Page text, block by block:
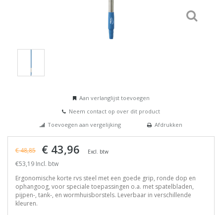
Aan verlanglijst toevoegen
Neem contact op over dit product
Toevoegen aan vergelijking
Afdrukken
€ 48,85 € 43,96 Excl. btw
€53,19 Incl. btw
Ergonomische korte rvs steel met een goede grip, ronde dop en
ophangoog, voor speciale toepassingen o.a. met spatelbladen,
pijpen-, tank-, en wormhuisborstels. Leverbaar in verschillende
kleuren.